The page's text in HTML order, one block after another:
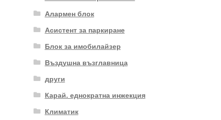
Алармен блок
Асистент за паркиране
Блок за имобилайзер
Въздушна възглавница
други
Карай. еднократна инжекция
Климатик